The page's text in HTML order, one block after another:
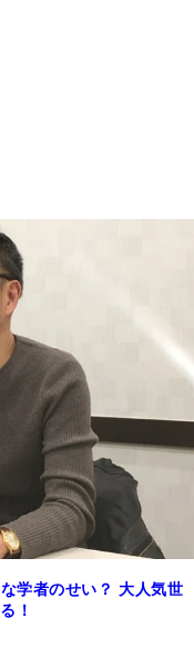
学者のせい？ 大人気世
！